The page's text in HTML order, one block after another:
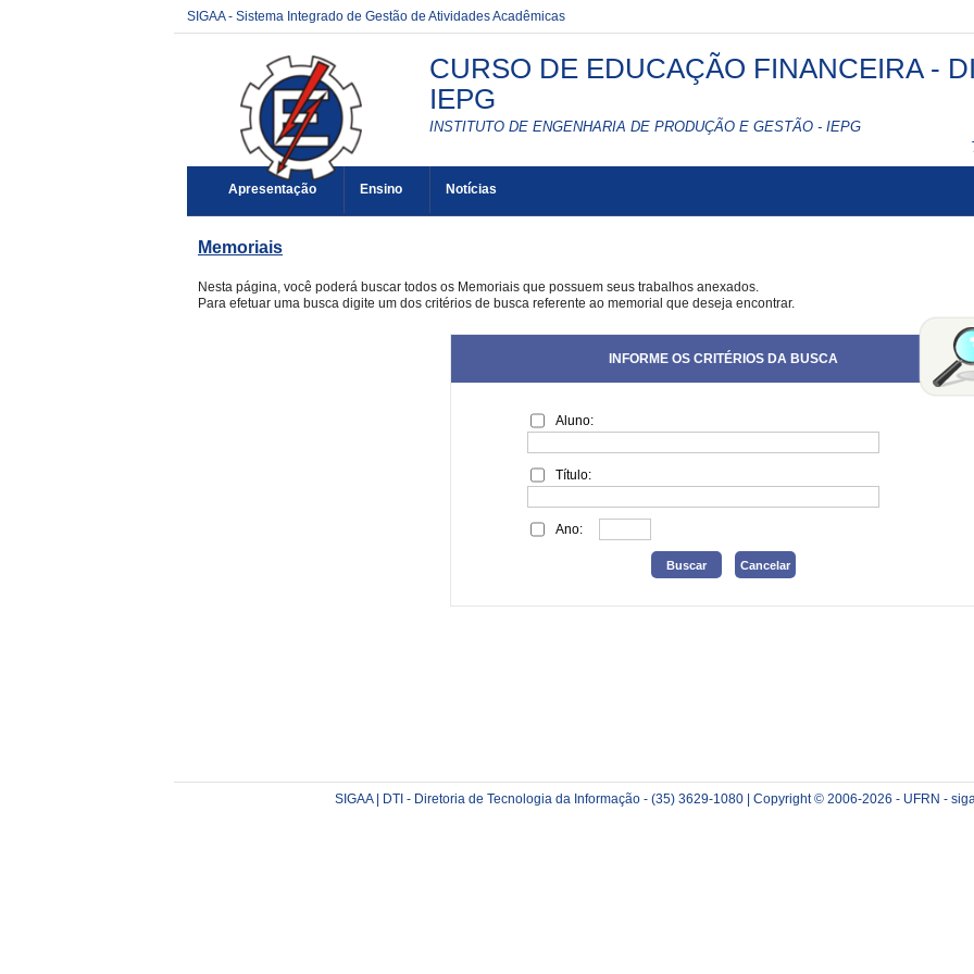
SIGAA - Sistema Integrado de Gestão de Atividades Acadêmicas
CURSO DE EDUCAÇÃO FINANCEIRA -
IEPG
INSTITUTO DE ENGENHARIA DE PRODUÇÃO E GESTÃO - IEPG
Apresentação Ensino Notícias
Memoriais
Nesta página, você poderá buscar todos os Memoriais que possuem seus trabalhos anexados.
Para efetuar uma busca digite um dos critérios de busca referente ao memorial que deseja encontrar.
INFORME OS CRITÉRIOS DA BUSCA
Aluno:
Título:
Ano:
SIGAA | DTI - Diretoria de Tecnologia da Informação - (35) 3629-1080 | Copyright © 2006-2026 - UFRN -